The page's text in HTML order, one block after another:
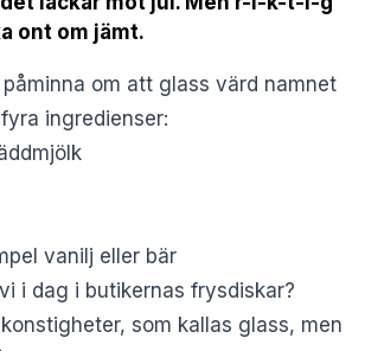
ont om jämt.
om att glass värd namnet
ingredienser:
vanilj eller bär
i dag i butikernas frysdiskar?
som kallas glass, men